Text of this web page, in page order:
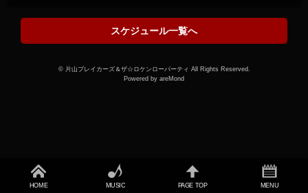
スケジュール一覧へ
© 片山ブレイカーズ＆ザ☆ロケンローパーティ All Rights Reserved.
Powered by areMond
HOME MUSIC PAGE TOP MENU